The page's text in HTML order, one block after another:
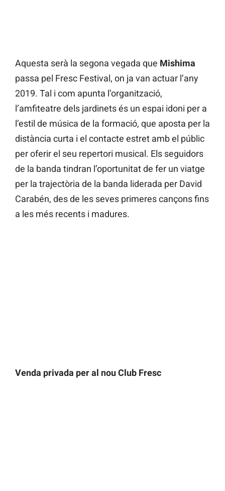
Aquesta serà la segona vegada que Mishima
passa pel Fresc Festival, on ja van actuar l’any
2019. Tal i com apunta l’organització,
l’amfiteatre dels jardinets és un espai idoni per a
l’estil de música de la formació, que aposta per la
distància curta i el contacte estret amb el públic
per oferir el seu repertori musical. Els seguidors
de la banda tindran l’oportunitat de fer un viatge
per la trajectòria de la banda liderada per David
Carabén, des de les seves primeres cançons fins
a les més recents i madures.
Venda privada per al nou Club Fresc